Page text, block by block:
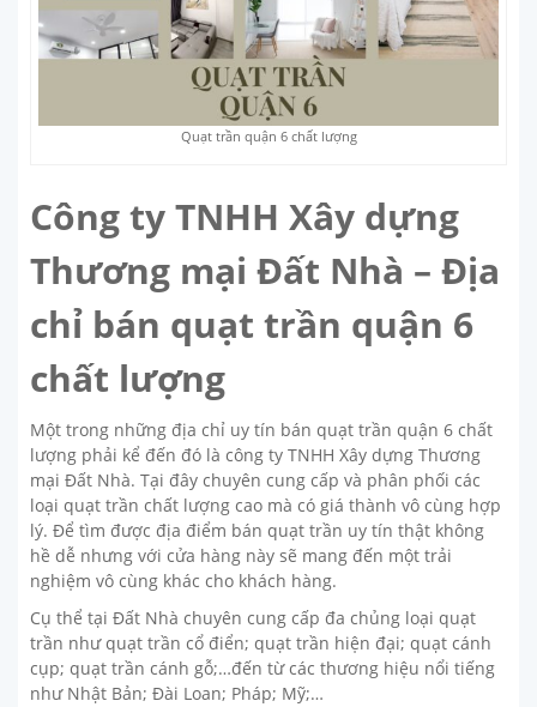
Quạt trần quận 6 chất lượng
Công ty TNHH Xây dựng
Thương mại Đất Nhà – Địa
chỉ bán quạt trần quận 6
chất lượng
Một trong những địa chỉ uy tín bán quạt trần quận 6 chất
lượng phải kể đến đó là công ty TNHH Xây dựng Thương
mại Đất Nhà. Tại đây chuyên cung cấp và phân phối các
loại quạt trần chất lượng cao mà có giá thành vô cùng hợp
lý. Để tìm được địa điểm bán quạt trần uy tín thật không
hề dễ nhưng với cửa hàng này sẽ mang đến một trải
nghiệm vô cùng khác cho khách hàng.
Cụ thể tại Đất Nhà chuyên cung cấp đa chủng loại quạt
trần như quạt trần cổ điển; quạt trần hiện đại; quạt cánh
cụp; quạt trần cánh gỗ;…đến từ các thương hiệu nổi tiếng
như Nhật Bản; Đài Loan; Pháp; Mỹ;…